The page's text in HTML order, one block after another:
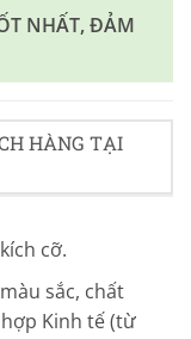
NHẤT, ĐẢM
HÀNG TẠI
cỡ.
sắc, chất
Kinh tế (từ